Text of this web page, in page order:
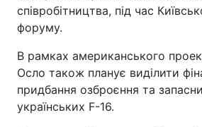
співробітництва, під час
форуму.
В рамках американського
Осло також планує виділити
придбання озброєння та
українських F-16.